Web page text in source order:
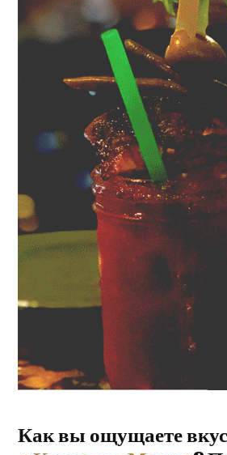
Как вы ощущаете